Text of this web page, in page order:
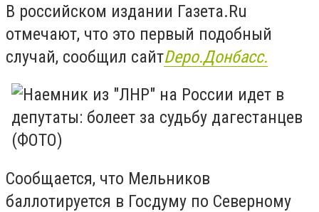
В российском издании Газета.Ru
отмечают, что это первый подобный
случай, сообщил сайтDepo.Донбасс.
Сообщается, что Мельников
баллотируется в Госдуму по Северному